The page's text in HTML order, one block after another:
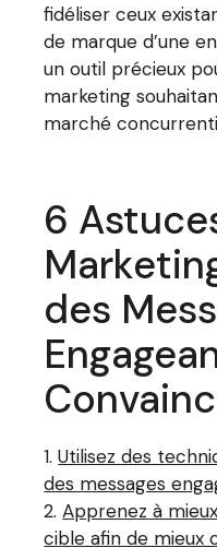
fidéliser ceux
de marque d’une
un outil précieux
marketing
marché
6
des
Utilisez des
des messages
Apprenez à
cible afin de mieux